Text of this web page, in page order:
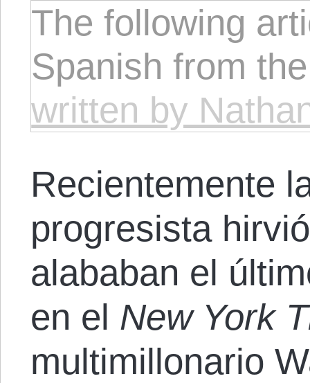
The following
Spanish from
written by
Recientemente
progresista
alababan el
en el New York
multimillonario